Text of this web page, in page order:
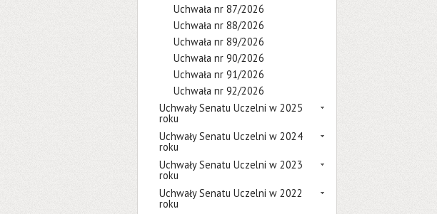
Uchwała nr 87/2026
Uchwała nr 88/2026
Uchwała nr 89/2026
Uchwała nr 90/2026
Uchwała nr 91/2026
Uchwała nr 92/2026
Uchwały Senatu Uczelni w 2025
roku
Uchwały Senatu Uczelni w 2024
roku
Uchwały Senatu Uczelni w 2023
roku
Uchwały Senatu Uczelni w 2022
roku